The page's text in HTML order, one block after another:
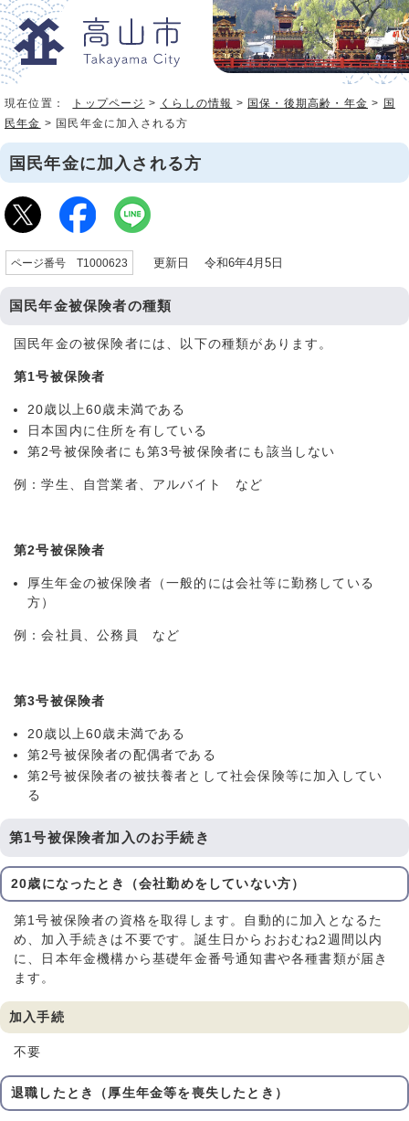
現在位置： トップページ > くらしの情報 > 国保・後期高齢・年金 > 国
民年金 > 国民年金に加入される方
国民年金に加入される方
ページ番号 T1000623 更新日 令和6年4月5日
国民年金被保険者の種類
国民年金の被保険者には、以下の種類があります。
第1号被保険者
20歳以上60歳未満である
日本国内に住所を有している
第2号被保険者にも第3号被保険者にも該当しない
例：学生、自営業者、アルバイト など
第2号被保険者
厚生年金の被保険者（一般的には会社等に勤務している
方）
例：会社員、公務員 など
第3号被保険者
20歳以上60歳未満である
第2号被保険者の配偶者である
第2号被保険者の被扶養者として社会保険等に加入してい
る
第1号被保険者加入のお手続き
20歳になったとき（会社勤めをしていない方）
第1号被保険者の資格を取得します。自動的に加入となるた
め、加入手続きは不要です。誕生日からおおむね2週間以内
に、日本年金機構から基礎年金番号通知書や各種書類が届き
ます。
加入手続
不要
退職したとき（厚生年金等を喪失したとき）